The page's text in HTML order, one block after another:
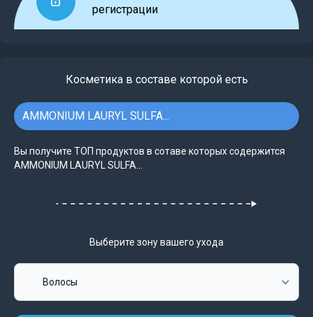
регистрации
Косметика в составе которой есть
AMMONIUM LAURYL SULFA...
Вы получите ТОП продуктов в сотаве которых содержится
AMMONIUM LAURYL SULFA...
Выберите зону вашего ухода